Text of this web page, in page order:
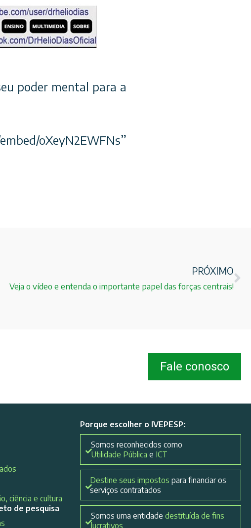
poder mental para a
oXeyN2EWFNs”
PRÓXIMO
Veja o vídeo e entenda o importante papel das forças centrais!
Fale conosco
ciência e cultura
de pesquisa
Porque escolher o IVEPESP:
Somos reconhecidos como
Utilidade Pública e ICT
Destine seus impostos para financiar os
serviços contratados
Somos uma entidadedestituída de fins
lucrativos